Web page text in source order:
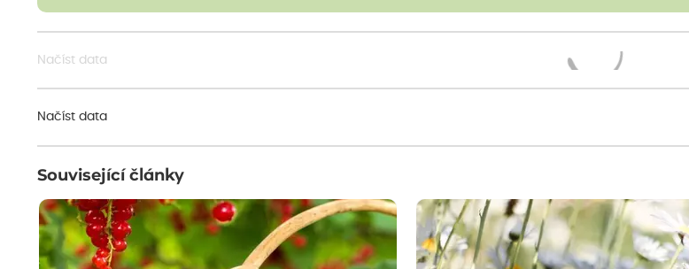
Načíst data
Načíst data
Související články